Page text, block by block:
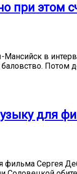
при этом
в
для
фильма Сергея